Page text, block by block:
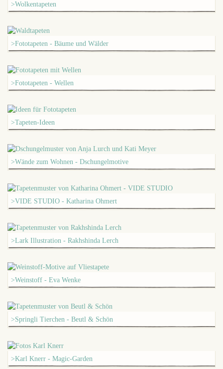
>Wolkentapeten
>Fototapeten - Bäume und Wälder
>Fototapeten - Wellen
>Tapeten-Ideen
>Wände zum Wohnen - Dschungelmotive
>VIDE STUDIO - Katharina Ohmert
>Lark Illustration - Rakhshinda Lerch
>Weinstoff - Eva Wenke
>Springli Tierchen - Beutl & Schön
>Karl Knerr - Magic-Garden